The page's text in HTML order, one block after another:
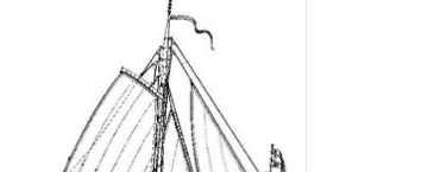
TOEVOEGEN AAN WINKELWAGEN